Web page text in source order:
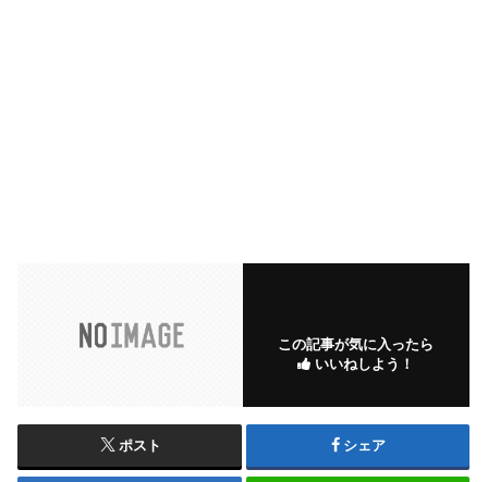
この記事が気に入ったら
いいねしよう！
ポスト シェア